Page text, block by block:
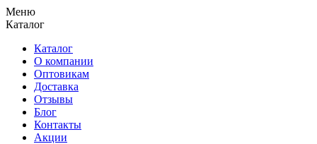
Меню
Каталог
Каталог
О компании
Оптовикам
Доставка
Отзывы
Блог
Контакты
Акции